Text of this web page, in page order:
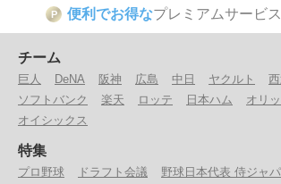
P 便利でお得なプレミアムサービ
チーム
巨人 DeNA 阪神 広島 中日 ヤクルト
ソフトバンク
楽天 ロッテ 日本ハム オリ
オイシックス
特集
プロ野球 ドラフト会議
野球日本代表 侍ジャ